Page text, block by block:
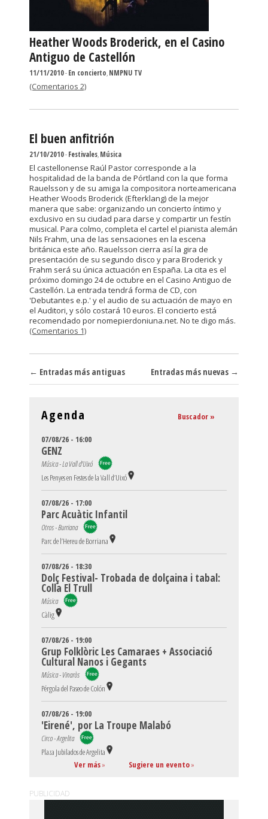
Heather Woods Broderick, en el Casino
Antiguo de Castellón
11/11/2010-En concierto,NMPNU TV
(Comentarios 2)
El buen anfitrión
21/10/2010-Festivales,Música
El castellonense Raúl Pastor corresponde a la
hospitalidad de la banda de Pórtland con la que forma
Rauelsson y de su amiga la compositora norteamericana
Heather Woods Broderick (Efterklang) de la mejor
manera que sabe: organizando un concierto íntimo y
exclusivo en su ciudad para darse y compartir un festín
musical. Para colmo, completa el cartel el pianista alemán
Nils Frahm, una de las sensaciones en la escena
británica este año. Rauelsson cierra así la gira de
presentación de su segundo disco y para Broderick y
Frahm será su única actuación en España. La cita es el
próximo domingo 24 de octubre en el Casino Antiguo de
Castellón. La entrada tendrá forma de CD, con
'Debutantes e.p.' y el audio de su actuación de mayo en
el Auditori, y sólo costará 10 euros. El concierto está
recomendado por nomepierdoniuna.net. No te digo más.
(Comentarios 1)
Navegador de artículos
← Entradas más antiguas Entradas más nuevas →
Agenda Buscador »
07/08/26 - 16:00
GENZ
Música - La Vall d'Uixó
Les Penyes en Festes de la Vall d’Uixó
07/08/26 - 17:00
Parc Acuàtic Infantil
Otros - Burriana
Parc de l’Hereu de Borriana
07/08/26 - 18:30
Dolç Festival- Trobada de dolçaina i tabal:
Colla El Trull
Música
Càlig
07/08/26 - 19:00
Grup Folklòric Les Camaraes + Associació
Cultural Nanos i Gegants
Música - Vinaròs
Pérgola del Paseo de Colón
07/08/26 - 19:00
'Eirené', por La Troupe Malabó
Circo - Argelita
Plaza Jubilados de Argelita
Ver más» Sugiere un evento»
PUBLICIDAD